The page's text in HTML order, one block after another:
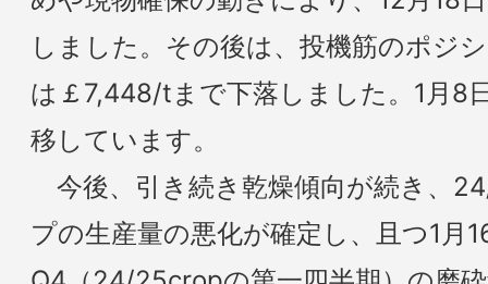
しました。その後は、投機筋のポジ
は￡7,448/tまで下落しました。1月8
移しています。
今後、引き続き乾燥傾向が続き、
プの生産量の悪化が確定し、且つ1月